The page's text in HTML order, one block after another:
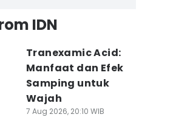
IDN
Tranexamic Acid:
Manfaat dan Efek
Samping untuk
Wajah
7 Aug 2026, 20:10 WIB